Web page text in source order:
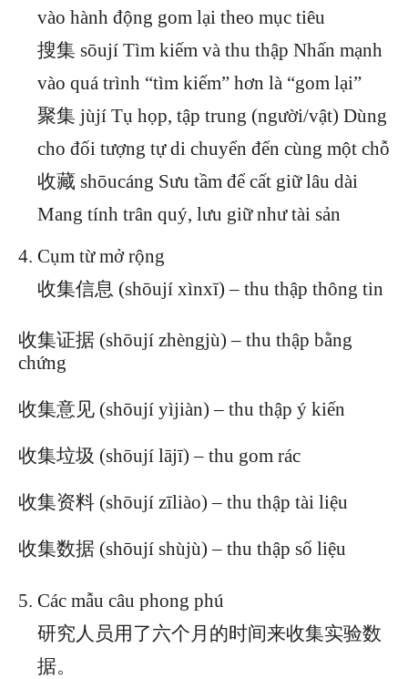
vào hành động gom lại theo mục tiêu
搜集 sōují Tìm kiếm và thu thập Nhấn mạnh
vào quá trình “tìm kiếm” hơn là “gom lại”
聚集 jùjí Tụ họp, tập trung (người/vật) Dùng
cho đối tượng tự di chuyển đến cùng một chỗ
收藏 shōucáng Sưu tầm để cất giữ lâu dài
Mang tính trân quý, lưu giữ như tài sản
Cụm từ mở rộng
收集信息 (shōují xìnxī) – thu thập thông tin
收集证据 (shōují zhèngjù) – thu thập bằng
chứng
收集意见 (shōují yìjiàn) – thu thập ý kiến
收集垃圾 (shōují lājī) – thu gom rác
收集资料 (shōují zīliào) – thu thập tài liệu
收集数据 (shōují shùjù) – thu thập số liệu
Các mẫu câu phong phú
研究人员用了六个月的时间来收集实验数
据。